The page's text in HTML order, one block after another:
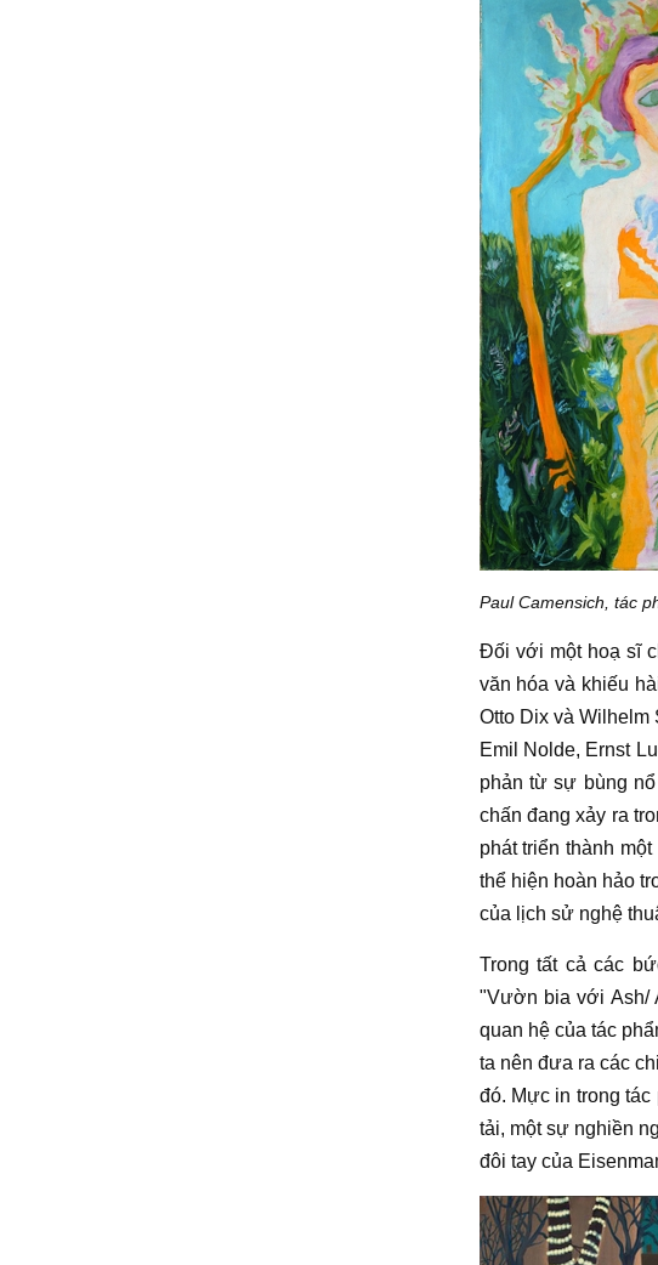
Paul Camensich, tác
Đối với một hoạ sĩ
văn hóa và khiếu
Otto DixvàWilhelm
Emil Nolde, Ernst
phản từ sự bùng
chấn đang xảy ra
phát triển thành
thể hiện hoàn hảo
của lịch sử nghệ
Trong tất cả các
"Vườn bia với Ash/
quan hệ củatác
ta nên đưa ra các
đó. Mực in trong
tải, một sự nghiền
đôi tay của